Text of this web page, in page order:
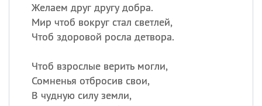
Желаем друг другу добра.
Мир чтоб вокруг стал светлей,
Чтоб здоровой росла детвора.
Чтоб взрослые верить могли,
Сомненья отбросив свои,
В чудную силу земли,
ИМЕНА
Сегодня празднуют именины
Сергей
Посмотреть значение
происхождение